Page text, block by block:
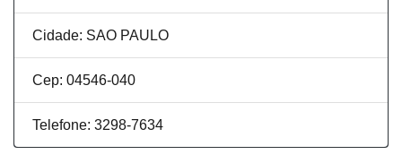
Cidade: SAO PAULO
Cep: 04546-040
Telefone: 3298-7634